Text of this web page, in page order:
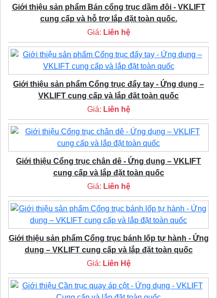
Giới thiệu sản phẩm Bán cổng trục dầm đôi - VKLIFT
cung cấp và hỗ trợ lắp đặt toàn quốc.
Giá: Liên hệ
Giới thiệu sản phẩm Cổng trục đẩy tay - Ứng dụng –
VKLIFT cung cấp và lắp đặt toàn quốc
Giá: Liên hệ
Giới thiệu Cổng trục chân dê - Ứng dụng – VKLIFT
cung cấp và lắp đặt toàn quốc
Giá: Liên hệ
Giới thiệu sản phẩm Cổng trục bánh lốp tự hành - Ứng
dụng – VKLIFT cung cấp và lắp đặt toàn quốc
Giá: Liên Hệ